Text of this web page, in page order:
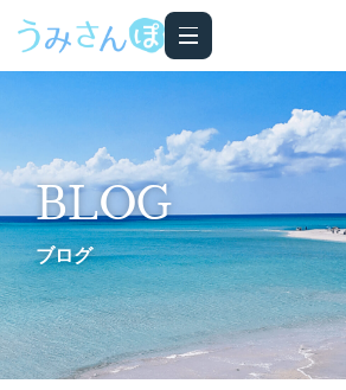
BLOG
ブログ